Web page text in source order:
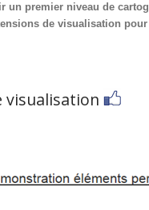
un premier niveau de
de visualisation
visualisation